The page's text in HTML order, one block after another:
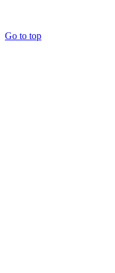
Go to top